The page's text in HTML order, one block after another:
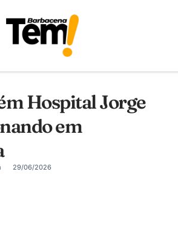
Hospital Jorge
em
29/06/2026